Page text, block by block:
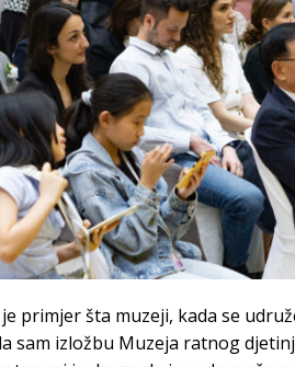
je primjer šta muzeji, kada se
sam izložbu Muzeja ratnog